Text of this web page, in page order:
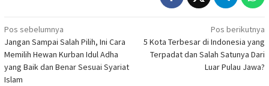
Navigasi
pos
Pos sebelumnya
Jangan Sampai Salah Pilih, Ini Cara
Memilih Hewan Kurban Idul Adha
yang Baik dan Benar Sesuai Syariat
Islam
Pos berikutnya
5 Kota Terbesar di Indonesia yang
Terpadat dan Salah Satunya Dari
Luar Pulau Jawa?